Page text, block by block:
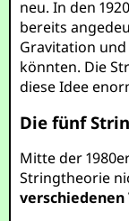
neu. In den
bereits
Gravitation
könnten. Die
diese Idee
Die fünf
Mitte der
Stringtheorie
verschiedenen